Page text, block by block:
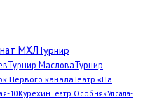
МХЛТурнир
Турнир МасловаТурнир
Первого каналаТеатр «На
10КурёхинТеатр ОсобнякУпсала-